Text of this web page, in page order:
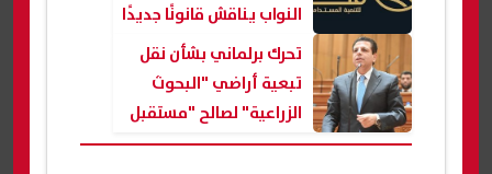
النواب يناقش قانونًا جديدًا
ينقل تبعية الجهاز إلى
رئاسة الجمهورية
تحرك برلماني بشأن نقل
تبعية أراضي "البحوث
الزراعية" لصالح "مستقبل
مصر"